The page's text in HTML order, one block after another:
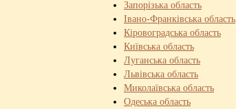
Запорізька область
Івано-Франківська область
Кіровоградська область
Київська область
Луганська область
Львівська область
Миколаївська область
Одеська область